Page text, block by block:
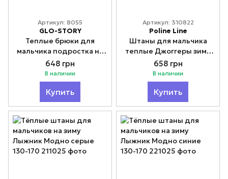
Артикул: 8055
GLO-STORY
Теплые брюки для
мальчика подростка на
флисовой подкладке
134-164
648 грн
В наличии
Купить
Артикул: 310822
Poline Line
Штаны для мальчика
теплые Джоггеры зима
134-158
658 грн
В наличии
Купить